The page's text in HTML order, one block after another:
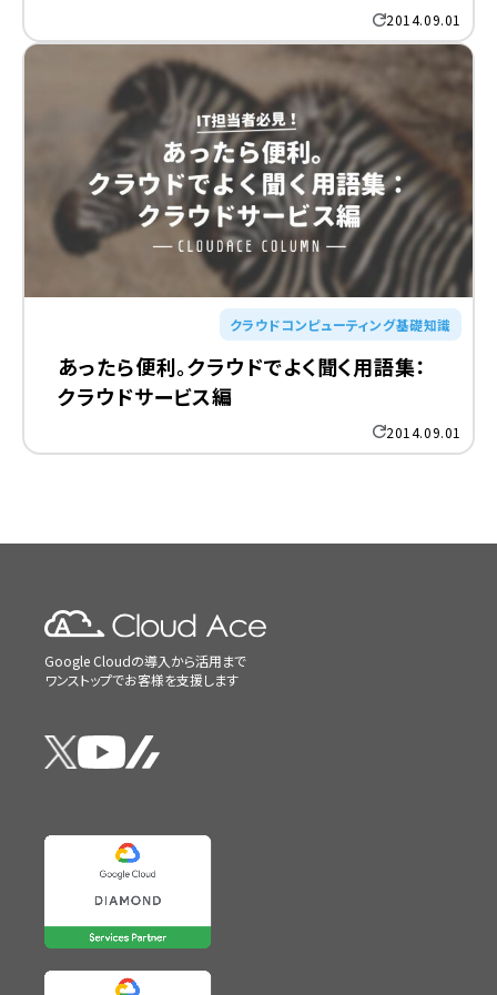
2014.09.01
クラウドコンピューティング基礎知識
あったら便利。クラウドでよく聞く用語集：
クラウドサービス編
2014.09.01
Google Cloudの導入から活用まで
ワンストップでお客様を支援します